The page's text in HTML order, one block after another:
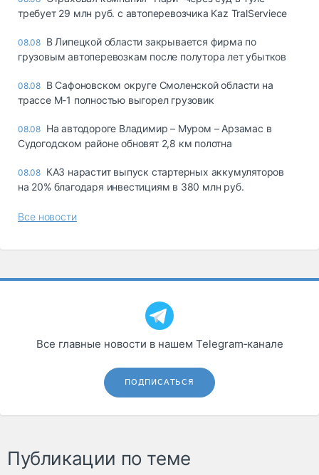
требует 29 млн руб. с автоперевозчика Kaz TralServiece
08.08 В Липецкой области закрывается фирма по
грузовым автоперевозкам после полутора лет убытков
08.08 В Сафоновском округе Смоленской области на
трассе М-1 полностью выгорел грузовик
08.08 На автодороге Владимир – Муром – Арзамас в
Судогодском районе обновят 2,8 км полотна
08.08 КАЗ нарастит выпуск стартерных аккумуляторов
на 20% благодаря инвестициям в 380 млн руб.
Все новости
Все главные новости в нашем Telegram‑канале
ПОДПИСАТЬСЯ
Публикации по теме